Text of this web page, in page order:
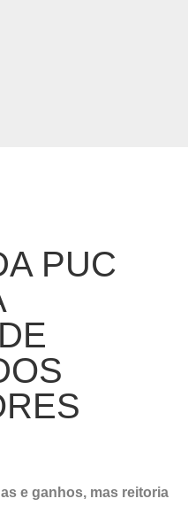
PUC
e ganhos, mas reitoria